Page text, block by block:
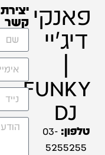
פאנקי
דיג'יי
|
FUNKY
DJ
טלפון: 03-
5255255
יצירת
קשר